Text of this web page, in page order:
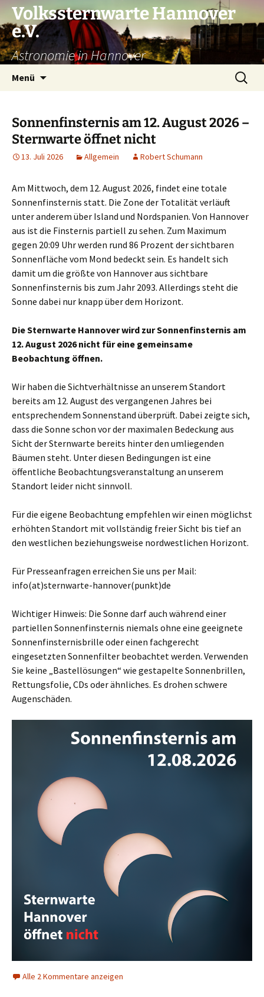
Volkssternwarte Hannover
e.V.
Astronomie in Hannover
Menü
Suchen
nach:
Sonnenfinsternis am 12. August 2026 –
Sternwarte öffnet nicht
13. Juli 2026 Allgemein Robert Schumann
Am Mittwoch, dem 12. August 2026, findet eine totale
Sonnenfinsternis statt. Die Zone der Totalität verläuft
unter anderem über Island und Nordspanien. Von Hannover
aus ist die Finsternis partiell zu sehen. Zum Maximum
gegen 20:09 Uhr werden rund 86 Prozent der sichtbaren
Sonnenfläche vom Mond bedeckt sein. Es handelt sich
damit um die größte von Hannover aus sichtbare
Sonnenfinsternis bis zum Jahr 2093. Allerdings steht die
Sonne dabei nur knapp über dem Horizont.
Die Sternwarte Hannover wird zur Sonnenfinsternis am
12. August 2026 nicht für eine gemeinsame
Beobachtung öffnen.
Wir haben die Sichtverhältnisse an unserem Standort
bereits am 12. August des vergangenen Jahres bei
entsprechendem Sonnenstand überprüft. Dabei zeigte sich,
dass die Sonne schon vor der maximalen Bedeckung aus
Sicht der Sternwarte bereits hinter den umliegenden
Bäumen steht. Unter diesen Bedingungen ist eine
öffentliche Beobachtungsveranstaltung an unserem
Standort leider nicht sinnvoll.
Für die eigene Beobachtung empfehlen wir einen möglichst
erhöhten Standort mit vollständig freier Sicht bis tief an
den westlichen beziehungsweise nordwestlichen Horizont.
Für Presseanfragen erreichen Sie uns per Mail:
info(at)sternwarte-hannover(punkt)de
Wichtiger Hinweis: Die Sonne darf auch während einer
partiellen Sonnenfinsternis niemals ohne eine geeignete
Sonnenfinsternisbrille oder einen fachgerecht
eingesetzten Sonnenfilter beobachtet werden. Verwenden
Sie keine „Bastellösungen“ wie gestapelte Sonnenbrillen,
Rettungsfolie, CDs oder ähnliches. Es drohen schwere
Augenschäden.
Alle 2 Kommentare anzeigen